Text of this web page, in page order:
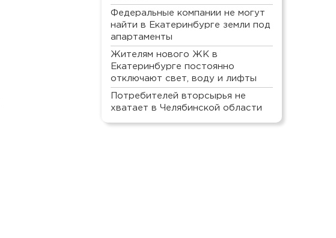
Федеральные компании не могут
найти в Екатеринбурге земли под
апартаменты
Жителям нового ЖК в
Екатеринбурге постоянно
отключают свет, воду и лифты
Потребителей вторсырья не
хватает в Челябинской области